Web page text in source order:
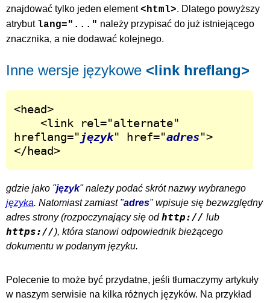
znajdować tylko jeden element<html>. Dlatego powyższy
atrybut lang="..." należy przypisać do już istniejącego
znacznika, a nie dodawać kolejnego.
Inne wersje językowe <link hreflang>
<head>
hreflang=" język" href="adres">
</head>
gdzie jako "język" należy podać skrót nazwy wybranego
języka. Natomiast zamiast "adres" wpisuje się bezwzględny
adres strony (rozpoczynający się odhttp:// lub
https://), która stanowi odpowiednik bieżącego
dokumentu w podanym języku.
Polecenie to może być przydatne, jeśli tłumaczymy artykuły
w naszym serwisie na kilka różnych języków. Na przykład